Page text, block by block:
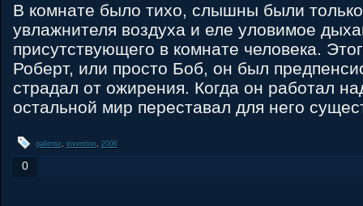
В комнате было тихо, слышны были
увлажнителя воздуха и еле уловимое
присутствующего в комнате человека.
Роберт, или просто Боб, он был
страдал от ожирения. Когда он работал
остальной мир переставал для него
gallente, invention 2006
0